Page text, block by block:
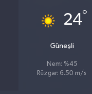
24°
Güneşli
Nem: %45
Rüzgar: 6.50 m/s